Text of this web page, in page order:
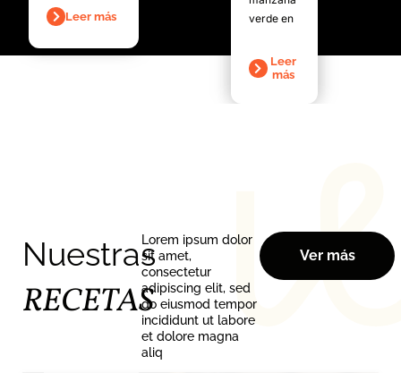
Leer más
verde en
Leer
más
Nuestras
RECETAS
Lorem ipsum dolor
sit amet,
consectetur
adipiscing elit, sed
do eiusmod tempor
incididunt ut labore
et dolore magna
aliq
Ver más